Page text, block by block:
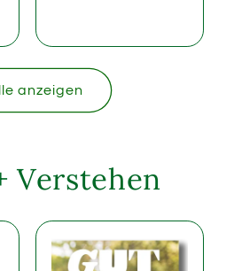
anzeigen
Verstehen